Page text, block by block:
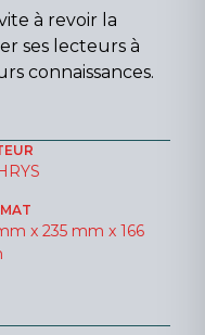
à revoir la
ses lecteurs à
connaissances.
x 235 mm x 166